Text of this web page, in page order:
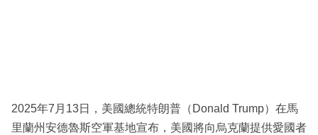
區
2025年7月13日，美國總統特朗普（Donald Trump）在馬
里蘭州安德魯斯空軍基地宣布，美國將向烏克蘭提供愛國者